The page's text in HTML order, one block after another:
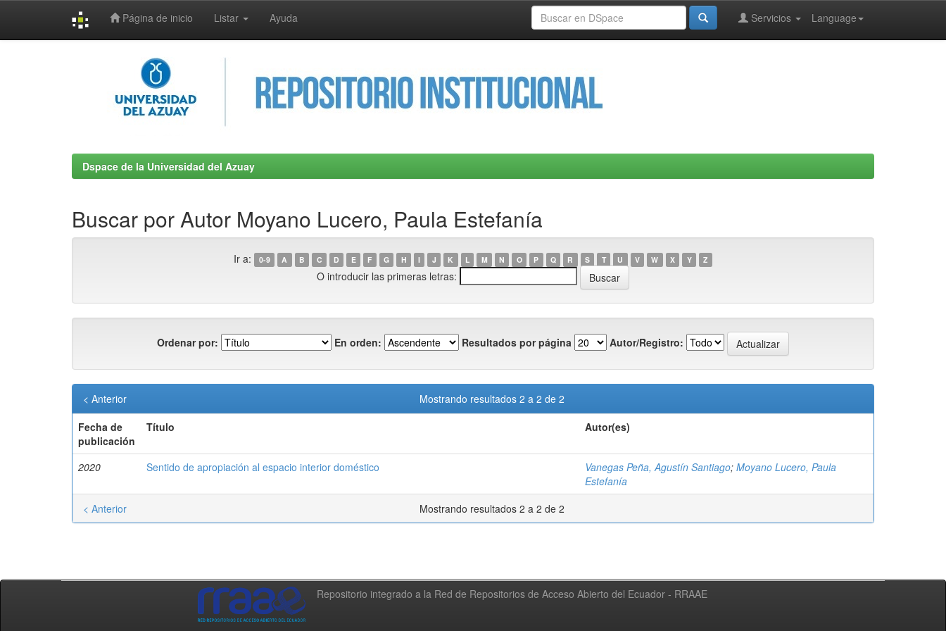
Página de inicio Listar Ayuda Language
Servicios
Dspace de la Universidad del Azuay
Buscar por Autor Moyano Lucero, Paula Estefanía
Ir a: 0-9 A B C D E F G H I J K L M N O P Q R S T U V W X Y Z
O introducir las primeras letras:
Ordenar por: En orden: Resultados por página Autor/Registro:
Mostrando resultados 2 a 2 de 2
< Anterior
Fecha de
publicación
Título Autor(es)
2020 Sentido de apropiación al espacio interior doméstico Vanegas Peña, Agustín Santiago; Moyano Lucero, Paula
Estefanía
Mostrando resultados 2 a 2 de 2
< Anterior
Repositorio integrado a la Red de Repositorios de Acceso Abierto del Ecuador - RRAAE